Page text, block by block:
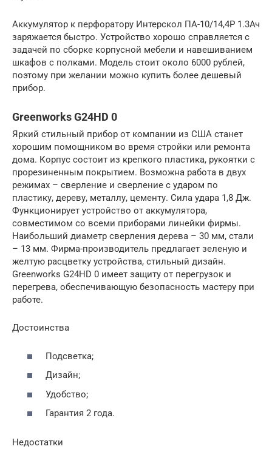
Аккумулятор к перфоратору Интерскол ПА-10/14,4Р 1.3Ач
заряжается быстро. Устройство хорошо справляется с
задачей по сборке корпусной мебели и навешиванием
шкафов с полками. Модель стоит около 6000 рублей,
поэтому при желании можно купить более дешевый
прибор.
Greenworks G24HD 0
Яркий стильный прибор от компании из США станет
хорошим помощником во время стройки или ремонта
дома. Корпус состоит из крепкого пластика, рукоятки с
прорезиненным покрытием. Возможна работа в двух
режимах – сверление и сверление с ударом по
пластику, дереву, металлу, цементу. Сила удара 1,8 Дж.
Функционирует устройство от аккумулятора,
совместимом со всеми приборами линейки фирмы.
Наибольший диаметр сверления дерева – 30 мм, стали
– 13 мм. Фирма-производитель предлагает зеленую и
желтую расцветку устройства, стильный дизайн.
Greenworks G24HD 0 имеет защиту от перегрузок и
перегрева, обеспечивающую безопасность мастеру при
работе.
Достоинства
Подсветка;
Дизайн;
Удобство;
Гарантия 2 года.
Недостатки